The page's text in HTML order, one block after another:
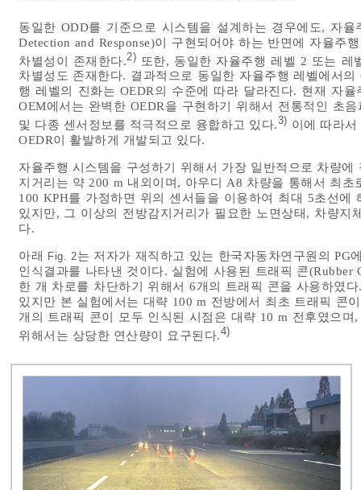
동일한 ODD를 기준으로 시스템을 설계하는 경우에도, 자
Detection and Response)이 구현되어야 하는 반면에 자율주
차별성이 존재한다.2) 또한, 동일한 자율주행 레벨 2 또는
차별성도 존재한다. 결과적으로 동일한 자율주행 레벨에서
행 레벨의 진화는 OEDR의 수준에 따라 달라진다. 현재 자
OEM에서는 완벽한 OEDR을 구현하기 위해서 전통적인 초
및 다종 센서정보를 적극적으로 융합하고 있다.3) 이에 따라
OEDR이 활발하게 개발되고 있다.
자율주행 시스템을 구성하기 위해서 가장 일반적으로 차량
지거리는 약 200 m 내외이며, 아우디 A8 차량을 통해서 최
100 KPH를 가정하면 위의 센서들을 이용하여 최대 5초선
있지만, 그 이상의 전방감지거리가 필요한 노면상태, 차량
다.
아래 Fig. 2는 저자가 재직하고 있는 한국자동차연구원의 PG
인식결과를 나타낸 것이다. 실험에 사용된 트래픽 콘
한 개 차로를 차단하기 위해서 6개의 트래픽 콘을 사용하였
있지만 본 실험에서는 대략 100 m 전방에서 최초 트래픽 콘
개의 트래픽 콘이 모두 인식된 시점은 대략 10 m 전후였으
위해서는 상당한 연산량이 요구된다.4)